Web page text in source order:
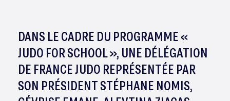
DANS LE CADRE DU PROGRAMME «
JUDO FOR SCHOOL », UNE DÉLÉGATION
DE FRANCE JUDO REPRÉSENTÉE PAR
SON PRÉSIDENT STÉPHANE NOMIS,